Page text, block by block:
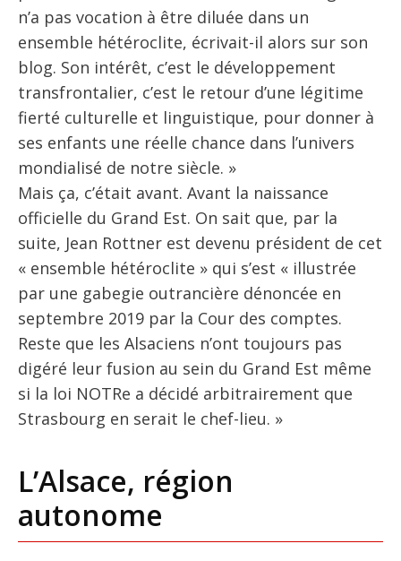
n’a pas vocation à être diluée dans un
ensemble hétéroclite, écrivait-il alors sur son
blog. Son intérêt, c’est le développement
transfrontalier, c’est le retour d’une légitime
fierté culturelle et linguistique, pour donner à
ses enfants une réelle chance dans l’univers
mondialisé de notre siècle. »
Mais ça, c’était avant. Avant la naissance
officielle du Grand Est. On sait que, par la
suite, Jean Rottner est devenu président de cet
« ensemble hétéroclite » qui s’est « illustrée
par une gabegie outrancière dénoncée en
septembre 2019 par la Cour des comptes.
Reste que les Alsaciens n’ont toujours pas
digéré leur fusion au sein du Grand Est même
si la loi NOTRe a décidé arbitrairement que
Strasbourg en serait le chef-lieu. »
L’Alsace, région
autonome